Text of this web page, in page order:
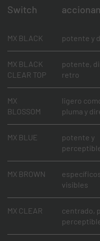
Switch
MX BLACK potente y
MX BLACK
CLEAR TOP
potente,
retro
MX
BLOSSOM
ligero
pluma y
MX BLUE
potente y
MX BROWN
visibles
MX CLEAR
centrado,